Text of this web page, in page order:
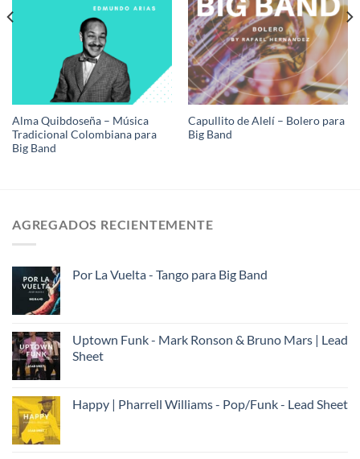
Alma Quibdoseña – Música
Tradicional Colombiana para
Big Band
Capullito de Alelí – Bolero para
Big Band
AGREGADOS RECIENTEMENTE
Por La Vuelta - Tango para Big Band
Uptown Funk - Mark Ronson & Bruno Mars | Lead
Sheet
Happy | Pharrell Williams - Pop/Funk - Lead Sheet